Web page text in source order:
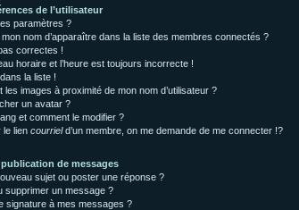
de l’utilisateur
paramètres ?
nom d’apparaître dans la liste des membres connectés ?
correctes !
horaire et l’heure est toujours incorrecte !
la liste !
les images à proximité de mon nom d’utilisateur ?
un avatar ?
et comment le modifier ?
le lien courrield’un membre, on me demande de me connecter !?
de messages
sujet ou poster une réponse ?
supprimer un message ?
signature à mes messages ?